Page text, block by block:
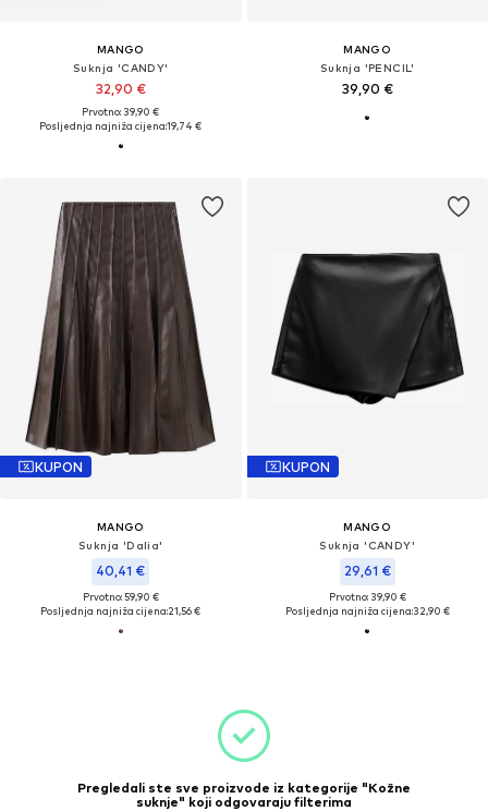
MANGO
Suknja 'CANDY'
32,90 €
Prvotno: 39,90 €
Posljednja najniža cijena:19,74 €
MANGO
Suknja 'PENCIL'
39,90 €
KUPON
MANGO
Suknja 'Dalia'
40,41 €
Prvotno: 59,90 €
Posljednja najniža cijena:21,56 €
KUPON
MANGO
Suknja 'CANDY'
29,61 €
Prvotno: 39,90 €
Posljednja najniža cijena:32,90 €
Pregledali ste sve proizvode iz kategorije "Kožne
suknje" koji odgovaraju filterima